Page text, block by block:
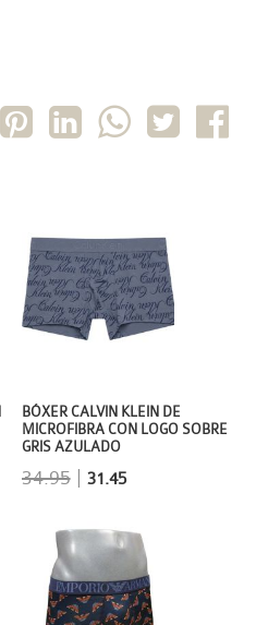
BÓXER CALVIN KLEIN DE
MICROFIBRA CON LOGO SOBRE
GRIS AZULADO
34.95| 31.45